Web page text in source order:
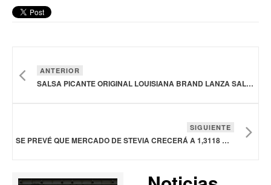
ANTERIOR
SALSA PICANTE ORIGINAL LOUISIANA BRAND LANZA SALSA PICANTE ENVEJECIDA EN BARRICAS DE BOURBON
SIGUIENTE
SE PREVÉ QUE MERCADO DE STEVIA CRECERÁ A 1,3118 MDD EN 2033